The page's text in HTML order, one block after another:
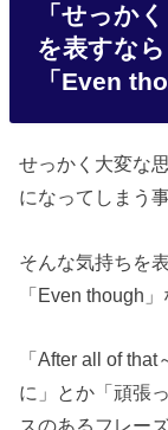
「せっか
を表すな
「Even
せっかく大変な
になってしまう
そんな気持ちを
「Even though
「After all of
に」とか「頑張
スのあるフレー